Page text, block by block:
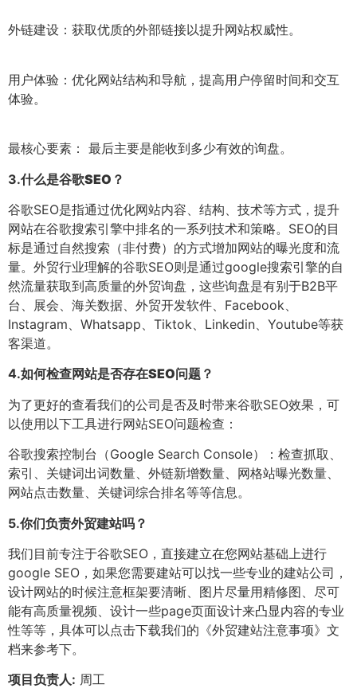
外链建设：获取优质的外部链接以提升网站权威性。
用户体验：优化网站结构和导航，提高用户停留时间和交互
体验。
最核心要素： 最后主要是能收到多少有效的询盘。
3.什么是谷歌SEO？
谷歌SEO是指通过优化网站内容、结构、技术等方式，提升
网站在谷歌搜索引擎中排名的一系列技术和策略。SEO的目
标是通过自然搜索（非付费）的方式增加网站的曝光度和流
量。外贸行业理解的谷歌SEO则是通过google搜索引擎的自
然流量获取到高质量的外贸询盘，这些询盘是有别于B2B平
台、展会、海关数据、外贸开发软件、Facebook、
Instagram、Whatsapp、Tiktok、Linkedin、Youtube等获
客渠道。
4.如何检查网站是否存在SEO问题？
为了更好的查看我们的公司是否及时带来谷歌SEO效果，可
以使用以下工具进行网站SEO问题检查：
谷歌搜索控制台（Google Search Console）：检查抓取、
索引、关键词出词数量、外链新增数量、网格站曝光数量、
网站点击数量、关键词综合排名等等信息。
5.你们负责外贸建站吗？
我们目前专注于谷歌SEO，直接建立在您网站基础上进行
google SEO，如果您需要建站可以找一些专业的建站公司，
设计网站的时候注意框架要清晰、图片尽量用精修图、尽可
能有高质量视频、设计一些page页面设计来凸显内容的专业
性等等，具体可以点击下载我们的《外贸建站注意事项》文
档来参考下。
项目负责人: 周工